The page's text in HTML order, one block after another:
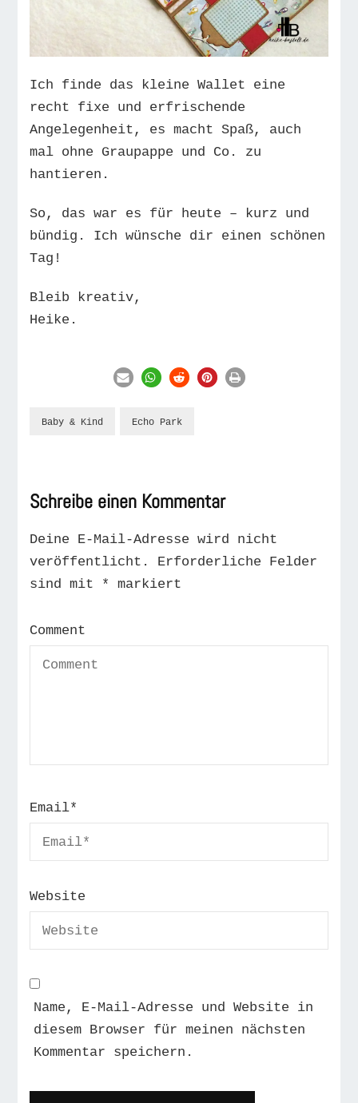
Ich finde das kleine Wallet eine
recht fixe und erfrischende
Angelegenheit, es macht Spaß, auch
mal ohne Graupappe und Co. zu
hantieren.
So, das war es für heute – kurz und
bündig. Ich wünsche dir einen schönen
Tag!
Bleib kreativ,
Heike.
Baby & Kind Echo Park
Schreibe einen Kommentar
Deine E-Mail-Adresse wird nicht
veröffentlicht.
Erforderliche Felder
sind mit * markiert
Comment
Email*
Website
Name, E-Mail-Adresse und Website in
diesem Browser für meinen nächsten
Kommentar speichern.
Alternative: